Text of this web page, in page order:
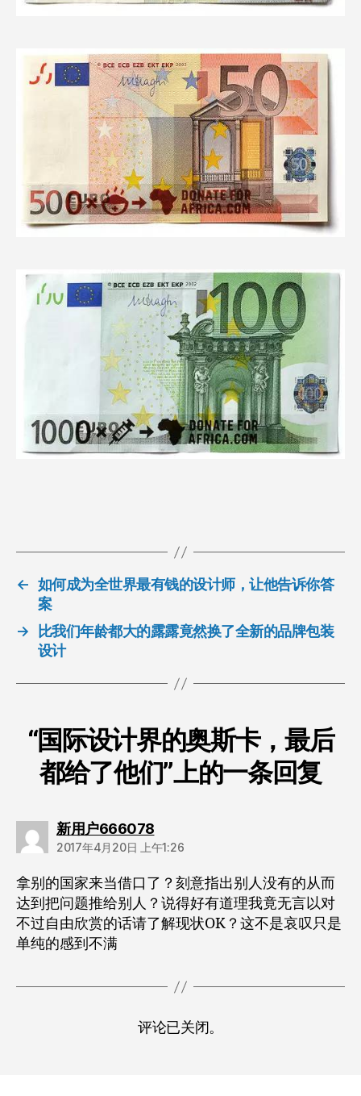
← 如何成为全世界最有钱的设计师，让他告诉你答
案
→
比我们年龄都大的露露竟然换了全新的品牌包装
设计
“国际设计界的奥斯卡，最后
都给了他们”上的一条回复
新用户666078说：
2017年4月20日 上午1:26
拿别的国家来当借口了？刻意指出别人没有的从而
达到把问题推给别人？说得好有道理我竟无言以对
不过自由欣赏的话请了解现状OK？这不是哀叹只是
单纯的感到不满
评论已关闭。